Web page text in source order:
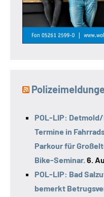
POL-LIP:
Termine in
Parkour für
Bike-Seminar. 6.
POL-LIP: Bad
bemerkt